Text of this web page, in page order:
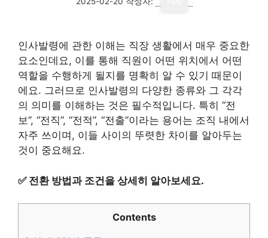
인사발령에 관한 이해는 직장 생활에서 매우 중요한
요소인데요, 이를 통해 직원이 어떤 위치에서 어떤
역할을 수행하게 될지를 명확히 알 수 있기 때문이
에요. 그러므로 인사발령의 다양한 종류와 그 각각
의 의미를 이해하는 것은 필수적입니다. 특히 “전
보”, “전직”, “전적”, “전출”이라는 용어는 조직 내에서
자주 쓰이며, 이들 사이의 뚜렷한 차이를 알아두는
것이 중요해요.
✅ 전환 방법과 조건을 상세히 알아보세요.
Contents